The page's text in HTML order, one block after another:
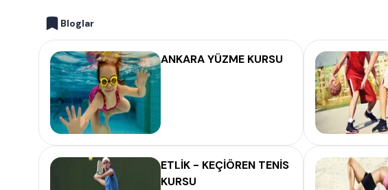
Bloglar
ANKARA YÜZME KURSU
ETLİK - KEÇİÖREN TENİS
KURSU